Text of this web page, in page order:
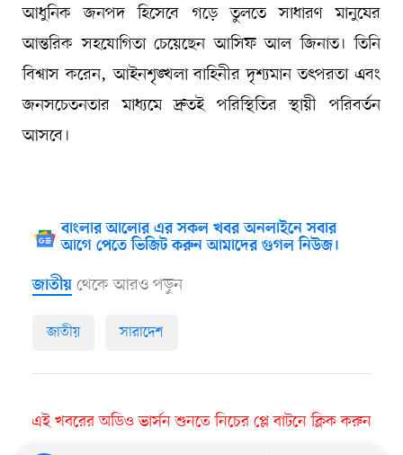
আধুনিক জনপদ হিসেবে গড়ে তুলতে সাধারণ মানুষের
আন্তরিক সহযোগিতা চেয়েছেন আসিফ আল জিনাত। তিনি
বিশ্বাস করেন, আইনশৃঙ্খলা বাহিনীর দৃশ্যমান তৎপরতা এবং
জনসচেতনতার মাধ্যমে দ্রুতই পরিস্থিতির স্থায়ী পরিবর্তন
আসবে।
বাংলার আলোর এর সকল খবর অনলাইনে সবার
আগে পেতে ভিজিট করুন আমাদের গুগল নিউজ।
জাতীয় থেকে আরও পড়ুন
জাতীয় সারাদেশ
এই খবরের অডিও ভার্সন শুনতে নিচের প্লে বাটনে ক্লিক করুন